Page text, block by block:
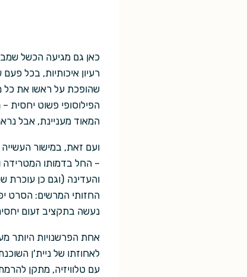
כאן גם מגיעה הכשל
רעיון איכותיות, בכל
שהופכת על ראשו את כל
הפילוסופי פשוט
המאוד מעניינת, אבל
ועם זאת, במישור
– החל בדמותו המטרידה
והעדינה (וגם כן
החזותי המרשים: הסרט
נעשה בתקציב זעום יחסית של 15
אחת הפרשנויות היותר
לאחוזתו של ניית'ן
עם טלוויזיה, מתקן